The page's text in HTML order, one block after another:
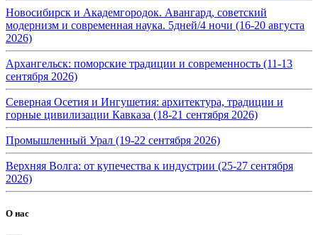
Новосибирск и Академгородок. Авангард, советский
модернизм и современная наука. 5дней/4 ночи (16-20 августа
2026)
Архангельск: поморские традиции и современность (11-13
сентября 2026)
Северная Осетия и Ингушетия: архитектура, традиции и
горные цивилизации Кавказа (18-21 сентября 2026)
Промышленный Урал (19-22 сентября 2026)
Верхняя Волга: от купечества к индустрии (25-27 сентября
2026)
О нас